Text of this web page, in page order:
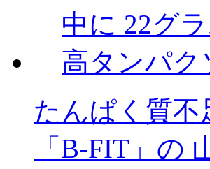
たんぱく質
「B-FIT」の